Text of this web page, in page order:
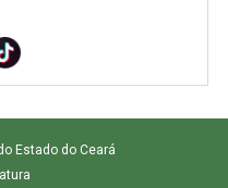
Estado do Ceará